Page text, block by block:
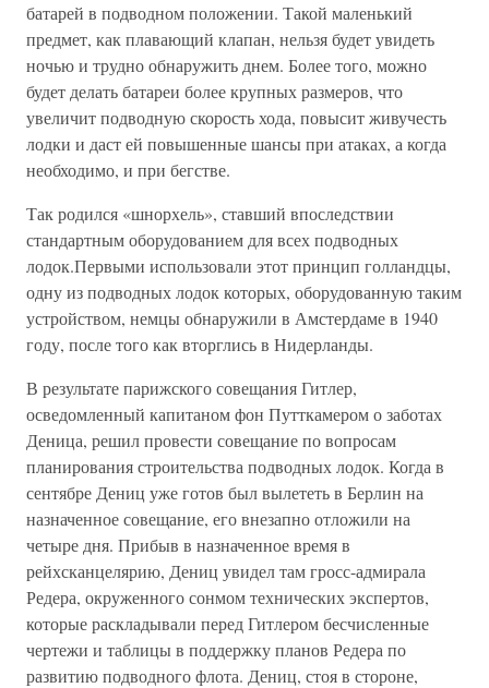
батарей в подводном положении. Такой маленький
предмет, как плавающий клапан, нельзя будет увидеть
ночью и трудно обнаружить днем. Более того, можно
будет делать батареи более крупных размеров, что
увеличит подводную скорость хода, повысит живучесть
лодки и даст ей повышенные шансы при атаках, а когда
необходимо, и при бегстве.
Так родился «шнорхель», ставший впоследствии
стандартным оборудованием для всех подводных
лодок.Первыми использовали этот принцип голландцы,
одну из подводных лодок которых, оборудованную таким
устройством, немцы обнаружили в Амстердаме в 1940
году, после того как вторглись в Нидерланды.
В результате парижского совещания Гитлер,
осведомленный капитаном фон Путткамером о заботах
Деница, решил провести совещание по вопросам
планирования строительства подводных лодок. Когда в
сентябре Дениц уже готов был вылететь в Берлин на
назначенное совещание, его внезапно отложили на
четыре дня. Прибыв в назначенное время в
рейхсканцелярию, Дениц увидел там гросс-адмирала
Редера, окруженного сонмом технических экспертов,
которые раскладывали перед Гитлером бесчисленные
чертежи и таблицы в поддержку планов Редера по
развитию подводного флота. Дениц, стоя в стороне,